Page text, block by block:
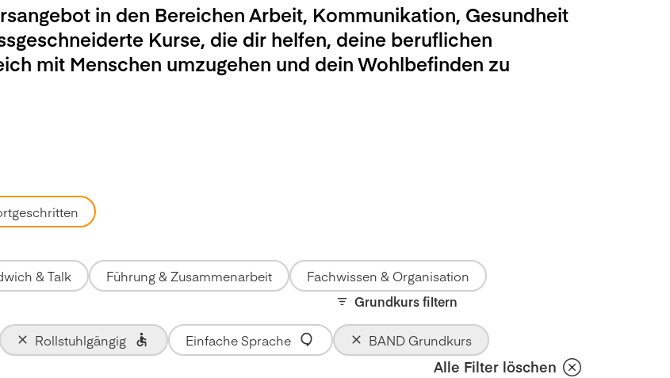
in den Bereichen Arbeit, Kommunikation, Gesundheit
Kurse, die dir helfen, deine beruflichen
mit Menschen umzugehen und dein Wohlbefinden zu
& Talk Führung & Zusammenarbeit
Fachwissen & Organisation
Rollstuhlgängig Einfache Sprache
Grundkurs filtern
BAND Grundkurs
Alle Filter löschen